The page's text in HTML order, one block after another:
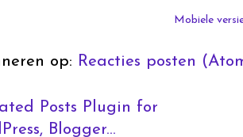
Mobiele
op: Reacties posten